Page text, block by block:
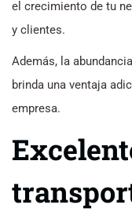
el crecimiento de tu
y clientes.
Además, la
brinda una ventaja
empresa.